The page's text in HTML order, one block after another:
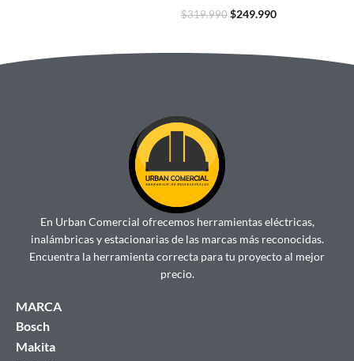
$319.990 $249.990
En Urban Comercial ofrecemos herramientas eléctricas,
inalámbricas y estacionarias de las marcas más reconocidas.
Encuentra la herramienta correcta para tu proyecto al mejor
precio.
MARCA
Bosch
Makita